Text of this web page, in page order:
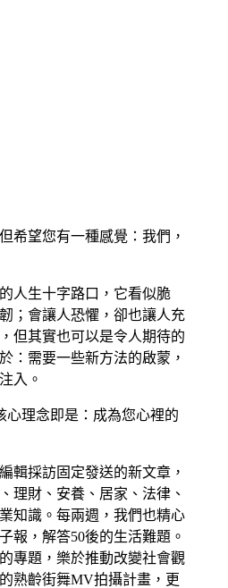
希望您有一種感覺：我們，
人生十字路口，它看似脆
；會讓人恐懼，卻也讓人充
但其實也可以是令人期待的
：需要一些新方法的啟蒙，
入。
心理念即是：成為您心裡的
輯採訪固定發送的新文章，
理財、安養、居家、法律、
知識。每兩週，我們也精心
報，解答50後的生活難題。
專題，樂於推動改變社會觀
熟齡街舞MV拍攝計畫，更